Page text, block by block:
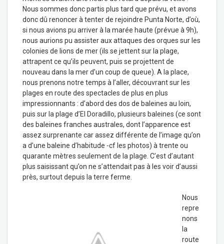
Nous sommes donc partis plus tard que prévu, et avons
donc dû renoncer à tenter de rejoindre Punta Norte, d’où,
si nous avions pu arriver à la marée haute (prévue à 9h),
nous aurions pu assister aux attaques des orques sur les
colonies de lions de mer (ils se jettent sur la plage,
attrapent ce qu’ils peuvent, puis se projettent de
nouveau dans la mer d’un coup de queue). A la place,
nous prenons notre temps à l’aller, découvrant sur les
plages en route des spectacles de plus en plus
impressionnants : d’abord des dos de baleines au loin,
puis sur la plage d’El Doradillo, plusieurs baleines (ce sont
des baleines franches australes, dont l’apparence est
assez surprenante car assez différente de l’image qu’on
a d’une baleine d’habitude -cf les photos) à trente ou
quarante mètres seulement de la plage. C’est d’autant
plus saisissant qu’on ne s’attendait pas à les voir d’aussi
près, surtout depuis la terre ferme.
Nous
repre
nons
la
route